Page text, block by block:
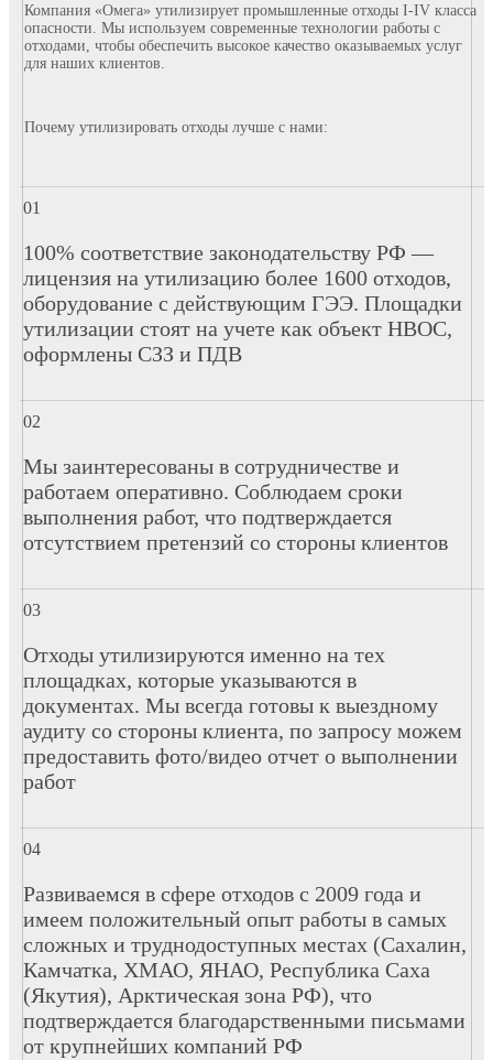
Компания «Омега» утилизирует промышленные отходы I-IV класса
опасности. Мы используем современные технологии работы с
отходами, чтобы обеспечить высокое качество оказываемых услуг
для наших клиентов.
Почему утилизировать отходы лучше с нами:
100% соответствие законодательству РФ —
лицензия на утилизацию более 1600 отходов,
оборудование с действующим ГЭЭ. Площадки
утилизации стоят на учете как объект НВОС,
оформлены СЗЗ и ПДВ
Мы заинтересованы в сотрудничестве и
работаем оперативно. Соблюдаем сроки
выполнения работ, что подтверждается
отсутствием претензий со стороны клиентов
Отходы утилизируются именно на тех
площадках, которые указываются в
документах. Мы всегда готовы к выездному
аудиту со стороны клиента, по запросу можем
предоставить фото/видео отчет о выполнении
работ
Развиваемся в сфере отходов с 2009 года и
имеем положительный опыт работы в самых
сложных и труднодоступных местах (Сахалин,
Камчатка, ХМАО, ЯНАО, Республика Саха
(Якутия), Арктическая зона РФ), что
подтверждается благодарственными письмами
от крупнейших компаний РФ